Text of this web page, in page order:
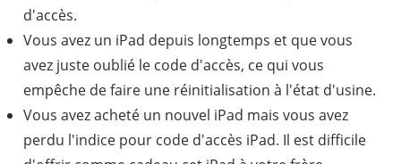
d'accès.
Vous avez un iPad depuis longtemps et que vous
avez juste oublié le code d'accès, ce qui vous
empêche de faire une réinitialisation à l'état d'usine.
Vous avez acheté un nouvel iPad mais vous avez
perdu l'indice pour code d'accès iPad. Il est difficile